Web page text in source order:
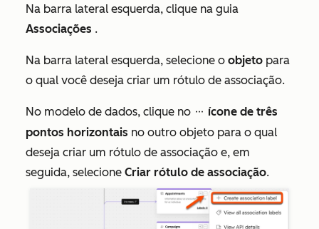
Na barra lateral esquerda, clique na guia
Associações .
Na barra lateral esquerda, selecione o objeto para
o qual você deseja criar um rótulo de associação.
No modelo de dados, clique no ellipses ícone de três
pontos horizontais no outro objeto para o qual
deseja criar um rótulo de associação e, em
seguida, selecione Criar rótulo de associação.